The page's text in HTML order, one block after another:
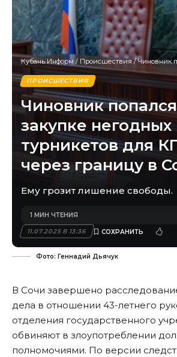
Кубань Информ / Происшествия /Чиновник попался на
ПРОИСШЕСТВИЯ
Чиновник
закупке негодных
турникетов для
через границу в
Ему грозит лишение свободы.
11.07.2025 В 13:36
1 МИН ЧТЕНИЯ
Фото: Геннадий Дьячук
В Сочи завершено
дела в отношении 43-летнего
отделения государственного
обвиняют в злоупотреблении
полномочиями. По версии